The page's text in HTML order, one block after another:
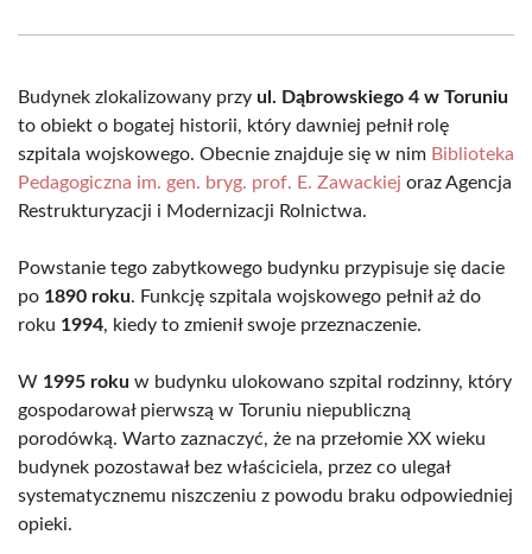
(Twitter)
Budynek zlokalizowany przy ul. Dąbrowskiego 4 w Toruniu
to obiekt o bogatej historii, który dawniej pełnił rolę
szpitala wojskowego. Obecnie znajduje się w nim Biblioteka
Pedagogiczna im. gen. bryg. prof. E. Zawackiej oraz Agencja
Restrukturyzacji i Modernizacji Rolnictwa.
Powstanie tego zabytkowego budynku przypisuje się dacie
po 1890 roku. Funkcję szpitala wojskowego pełnił aż do
roku 1994, kiedy to zmienił swoje przeznaczenie.
W 1995 roku w budynku ulokowano szpital rodzinny, który
gospodarował pierwszą w Toruniu niepubliczną
porodówką. Warto zaznaczyć, że na przełomie XX wieku
budynek pozostawał bez właściciela, przez co ulegał
systematycznemu niszczeniu z powodu braku odpowiedniej
opieki.